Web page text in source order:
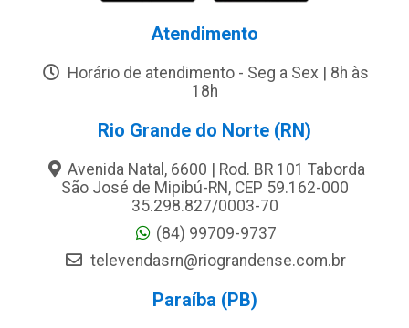
Atendimento
Horário de atendimento - Seg a Sex | 8h às
18h
Rio Grande do Norte (RN)
Avenida Natal, 6600 | Rod. BR 101 Taborda
São José de Mipibú-RN, CEP 59.162-000
35.298.827/0003-70
(84) 99709-9737
televendasrn@riograndense.com.br
Paraíba (PB)